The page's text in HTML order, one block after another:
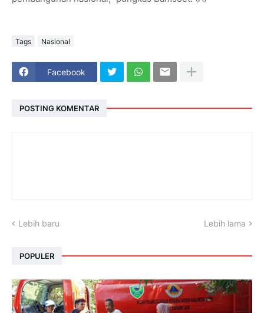
Tags Nasional
Facebook
POSTING KOMENTAR
Lebih baru Lebih lama
POPULER